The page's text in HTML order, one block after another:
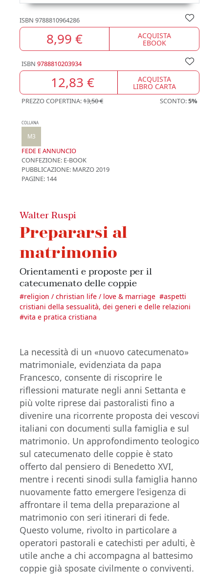
ISBN 9788810964286
8,99 € ACQUISTA
EBOOK
ISBN 9788810203934
12,83 € ACQUISTA
LIBRO CARTA
PREZZO COPERTINA:13,50 € SCONTO:5%
COLLANA
M3
FEDE E ANNUNCIO
CONFEZIONE: E-BOOK
PUBBLICAZIONE: MARZO 2019
PAGINE: 144
Walter Ruspi
Prepararsi al
matrimonio
Orientamenti e proposte per il
catecumenato delle coppie
#religion / christian life / love & marriage #aspetti
cristiani della sessualità, dei generi e delle relazioni
#vita e pratica cristiana
La necessità di un «nuovo catecumenato»
matrimoniale, evidenziata da papa
Francesco, consente di riscoprire le
riflessioni maturate negli anni Settanta e
più volte riprese dai pastoralisti fino a
divenire una ricorrente proposta dei vescovi
italiani con documenti sulla famiglia e sul
matrimonio. Un approfondimento teologico
sul catecumenato delle coppie è stato
offerto dal pensiero di Benedetto XVI,
mentre i recenti sinodi sulla famiglia hanno
nuovamente fatto emergere l’esigenza di
affrontare il tema della preparazione al
matrimonio con seri itinerari di fede.
Questo volume, rivolto in particolare a
operatori pastorali e catechisti per adulti, è
utile anche a chi accompagna al battesimo
coppie già sposate civilmente o conviventi.